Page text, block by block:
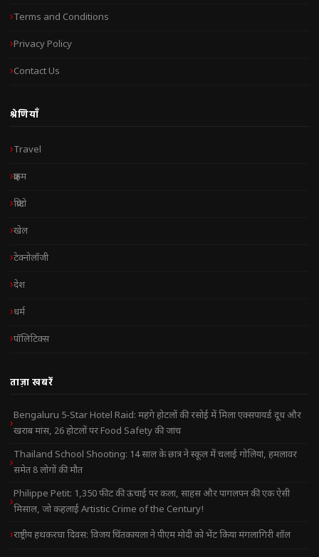
Terms and Conditions
Privacy Policy
Contact Us
श्रेणियाँ
Travel
क्राइम
क्रिप्टो
खेल
टेक्नोलॉजी
देश
धर्म
पॉलिटिक्स
ताज़ा खबरें
Bengaluru 5-Star Hotel Raid: महंगे होटलों की रसोई में मिला एक्सपायर्ड दूध और
खराब मांस, 26 होटलों पर Food Safety की जांच
Thailand School Shooting: 14 साल के छात्र ने स्कूल में चलाई गोलियां, हमलावर
समेत 8 लोगों की मौत
Philippe Petit: 1,350 फीट की ऊंचाई पर कला, साहस और पागलपन की एक ऐसी
मिसाल, जो कहलाई Artistic Crime of the Century!
राष्ट्रीय हथकरघा दिवस: विजय चिंतकायला ने पीएम मोदी को भेंट किया मंगलागिरी शॉल